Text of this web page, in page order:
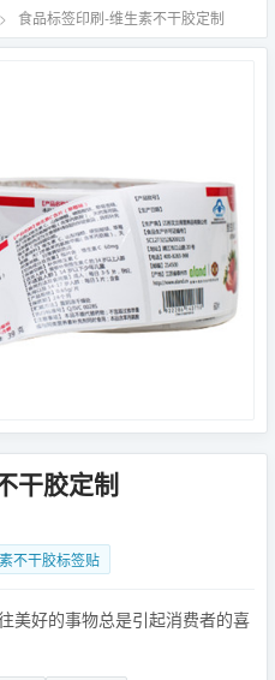
> 食品标签印刷-维生素不干胶定制
干胶定制
不干胶标签贴
美好的事物总是引起消费者的喜